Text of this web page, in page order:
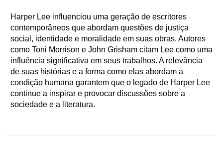
Harper Lee influenciou uma geração de escritores
contemporâneos que abordam questões de justiça
social, identidade e moralidade em suas obras. Autores
como Toni Morrison e John Grisham citam Lee como uma
influência significativa em seus trabalhos. A relevância
de suas histórias e a forma como elas abordam a
condição humana garantem que o legado de Harper Lee
continue a inspirar e provocar discussões sobre a
sociedade e a literatura.